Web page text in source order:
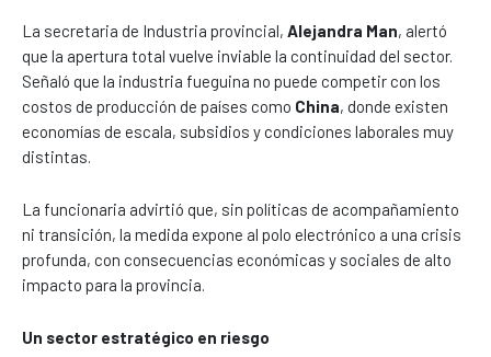
La secretaria de Industria provincial, Alejandra Man, alertó
que la apertura total vuelve inviable la continuidad del sector.
Señaló que la industria fueguina no puede competir con los
costos de producción de países como China, donde existen
economías de escala, subsidios y condiciones laborales muy
distintas.
La funcionaria advirtió que, sin políticas de acompañamiento
ni transición, la medida expone al polo electrónico a una crisis
profunda, con consecuencias económicas y sociales de alto
impacto para la provincia.
Un sector estratégico en riesgo